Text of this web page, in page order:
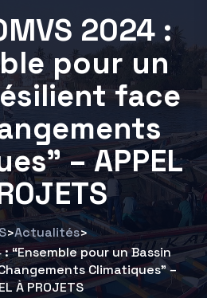
2024 :
pour un
face
– APPEL
>Actualités>
“Ensemble pour un Bassin
Climatiques” –
À PROJETS